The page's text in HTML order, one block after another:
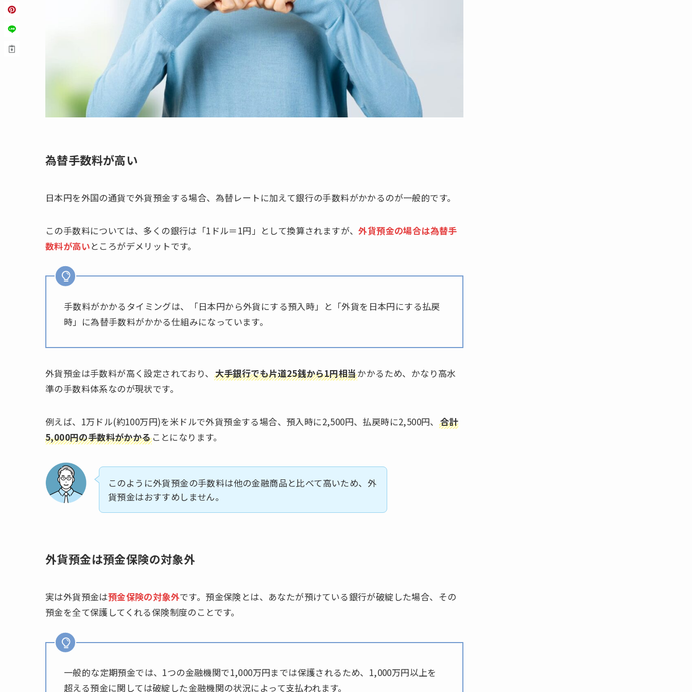
為替手数料が高い
日本円を外国の通貨で外貨預金する場合、為替レートに加えて銀行の手数料がかかるのが一般的です。
この手数料については、多くの銀行は「1ドル＝1円」として換算されますが、外貨預金の場合は為替手
数料が高いところがデメリットです。
手数料がかかるタイミングは、「日本円から外貨にする預入時」と「外貨を日本円にする払戻
時」に為替手数料がかかる仕組みになっています。
外貨預金は手数料が高く設定されており、 大手銀行でも片道25銭から1円相当かかるため、かなり高水
準の手数料体系なのが現状です。
例えば、1万ドル(約100万円)を米ドルで外貨預金する場合、預入時に2,500円、払戻時に2,500円、 合計
5,000円の手数料がかかることになります。
このように外貨預金の手数料は他の金融商品と比べて高いため、外
貨預金はおすすめしません。
外貨預金は預金保険の対象外
実は外貨預金は預金保険の対象外です。預金保険とは、あなたが預けている銀行が破綻した場合、その
預金を全て保護してくれる保険制度のことです。
一般的な定期預金では、1つの金融機関で1,000万円までは保護されるため、1,000万円以上を
超える預金に関しては破綻した金融機関の状況によって支払われます。